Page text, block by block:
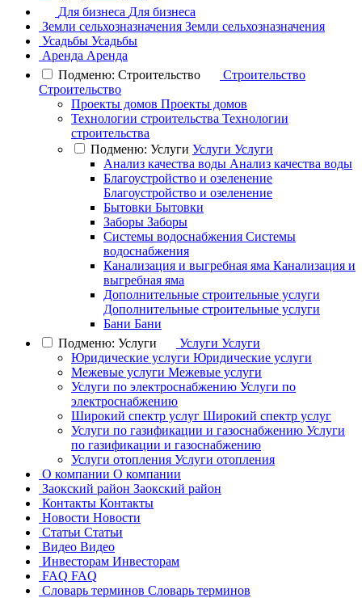
Для бизнеса Для бизнеса
Земли сельхозназначения Земли сельхозназначения
Усадьбы Усадьбы
Аренда Аренда
Подменю: Строительство
Строительство
Строительство
Проекты домов Проекты домов
Технологии строительства Технологии
строительства
Подменю: Услуги Услуги Услуги
Анализ качества воды Анализ качества воды
Благоустройство и озеленение
Благоустройство и озеленение
Бытовки Бытовки
Заборы Заборы
Системы водоснабжения Системы
водоснабжения
Канализация и выгребная яма Канализация и
выгребная яма
Дополнительные строительные услуги
Дополнительные строительные услуги
Бани Бани
Подменю: Услуги
Услуги Услуги
Юридические услуги Юридические услуги
Межевые услуги Межевые услуги
Услуги по электроснабжению Услуги по
электроснабжению
Широкий спектр услуг Широкий спектр услуг
Услуги по газификации и газоснабжению Услуги
по газификации и газоснабжению
Услуги отопления Услуги отопления
О компании О компании
Заокский район Заокский район
Контакты Контакты
Новости Новости
Статьи Статьи
Видео Видео
Инвесторам Инвесторам
FAQ FAQ
Словарь терминов Словарь терминов